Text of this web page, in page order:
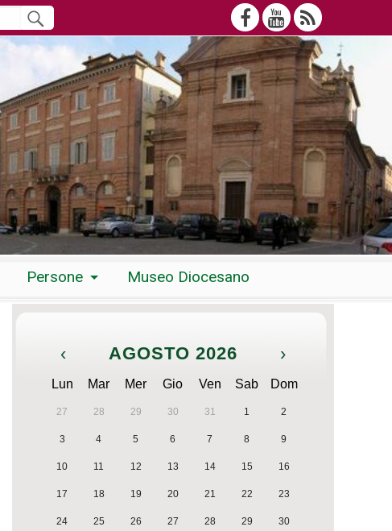
Persone Museo Diocesano
‹ AGOSTO 2026 ›
Lun Mar Mer Gio Ven Sab Dom
27 28 29 30 31 1 2
3 4 5 6 7 8 9
10 11 12 13 14 15 16
17 18 19 20 21 22 23
24 25 26 27 28 29 30